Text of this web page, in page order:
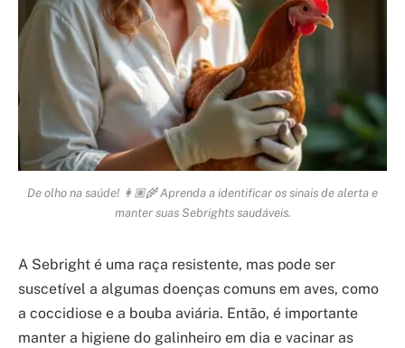
De olho na saúde! 👩🏽‍🌾 Aprenda a identificar os sinais de alerta e
manter suas Sebrights saudáveis.
A Sebright é uma raça resistente, mas pode ser
suscetível a algumas doenças comuns em aves, como
a coccidiose e a bouba aviária. Então, é importante
manter a higiene do galinheiro em dia e vacinar as